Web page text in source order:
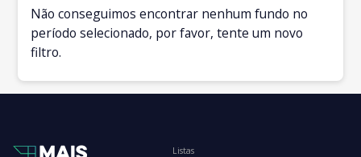
Não conseguimos encontrar nenhum fundo no
período selecionado, por favor, tente um novo
filtro.
Listas